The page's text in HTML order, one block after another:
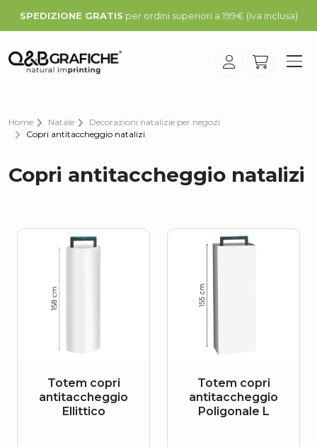
SPEDIZIONE GRATIS per ordini superiori a 199€ (Iva inclusa)
Home Natale
Decorazioni natalizie per negozi
Copri antitaccheggio natalizi
Copri antitaccheggio natalizi
Totem copri
antitaccheggio
Ellittico
Totem copri
antitaccheggio
Poligonale L